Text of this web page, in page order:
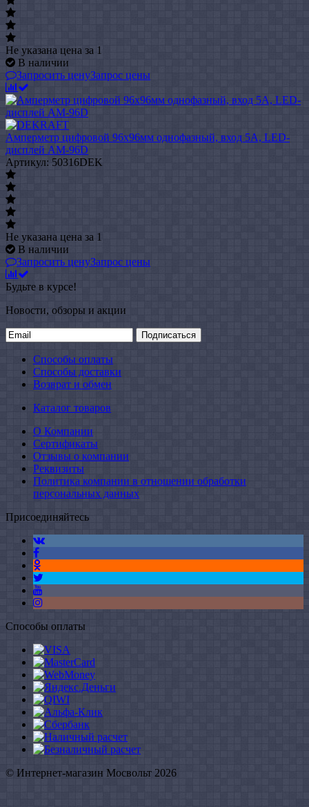
Не указана цена за 1
В наличии
Запросить ценуЗапрос цены
Амперметр цифровой 96x96мм однофазный, вход 5А, LED-
дисплей АМ-96D
Артикул: 50316DEK
Не указана цена за 1
В наличии
Запросить ценуЗапрос цены
Будьте в курсе!
Новости, обзоры и акции
Подписаться
Способы оплаты
Способы доставки
Возврат и обмен
Каталог товаров
О Компании
Сертификаты
Отзывы о компании
Реквизиты
Политика компании в отношении обработки
персональных данных
Присоединяйтесь
Способы оплаты
© Интернет-магазин Мосвольт 2026